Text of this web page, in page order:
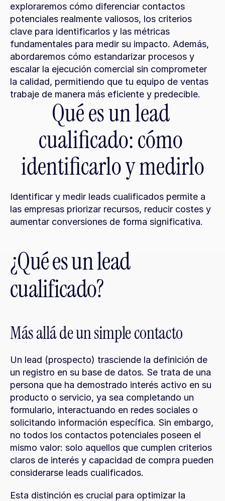
exploraremos cómo diferenciar contactos
potenciales realmente valiosos, los criterios
clave para identificarlos y las métricas
fundamentales para medir su impacto. Además,
abordaremos cómo estandarizar procesos y
escalar la ejecución comercial sin comprometer
la calidad, permitiendo que tu equipo de ventas
trabaje de manera más eficiente y predecible.
Qué es un lead
cualificado: cómo
identificarlo y medirlo
Identificar y medir leads cualificados permite a
las empresas priorizar recursos, reducir costes y
aumentar conversiones de forma significativa.
¿Qué es un lead
cualificado?
Más allá de un simple contacto
Un lead (prospecto) trasciende la definición de
un registro en su base de datos. Se trata de una
persona que ha demostrado interés activo en su
producto o servicio, ya sea completando un
formulario, interactuando en redes sociales o
solicitando información específica. Sin embargo,
no todos los contactos potenciales poseen el
mismo valor: solo aquellos que cumplen criterios
claros de interés y capacidad de compra pueden
considerarse leads cualificados.
Esta distinción es crucial para optimizar la